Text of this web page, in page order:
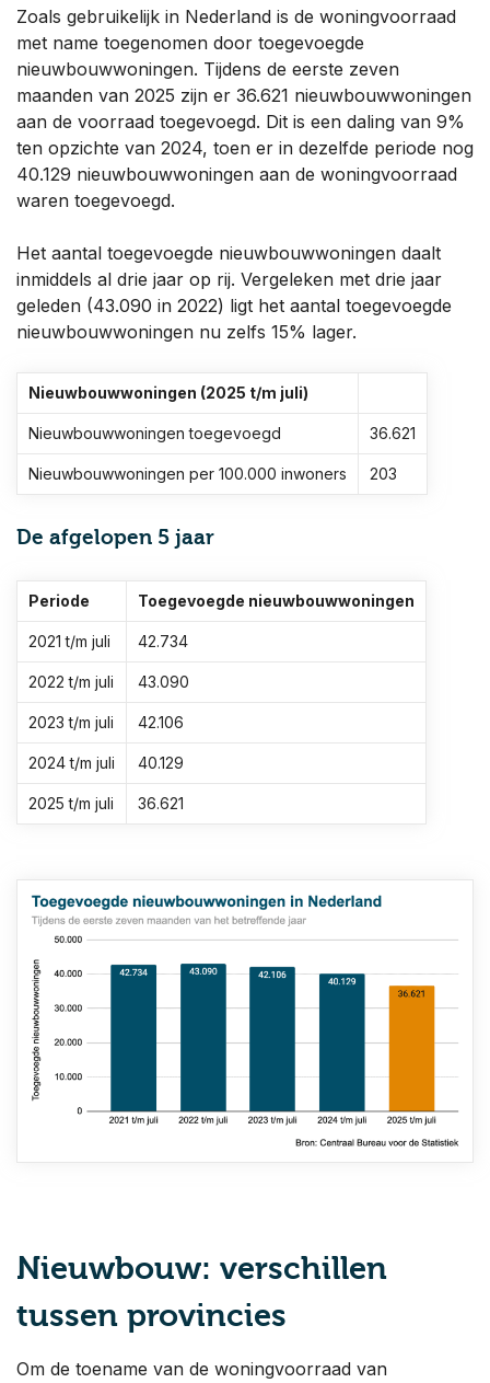
Zoals gebruikelijk in Nederland is de woningvoorraad
met name toegenomen door toegevoegde
nieuwbouwwoningen. Tijdens de eerste zeven
maanden van 2025 zijn er 36.621 nieuwbouwwoningen
aan de voorraad toegevoegd. Dit is een daling van 9%
ten opzichte van 2024, toen er in dezelfde periode nog
40.129 nieuwbouwwoningen aan de woningvoorraad
waren toegevoegd.
Het aantal toegevoegde nieuwbouwwoningen daalt
inmiddels al drie jaar op rij. Vergeleken met drie jaar
geleden (43.090 in 2022) ligt het aantal toegevoegde
nieuwbouwwoningen nu zelfs 15% lager.
Nieuwbouwwoningen (2025 t/m juli)
Nieuwbouwwoningen toegevoegd 36.621
Nieuwbouwwoningen per 100.000 inwoners 203
De afgelopen 5 jaar
Periode Toegevoegde nieuwbouwwoningen
2021 t/m juli 42.734
2022 t/m juli 43.090
2023 t/m juli 42.106
2024 t/m juli 40.129
2025 t/m juli 36.621
Nieuwbouw: verschillen
tussen provincies
Om de toename van de woningvoorraad van